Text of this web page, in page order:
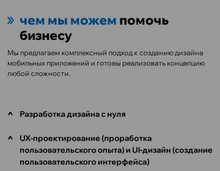
чем мы можем помочь
бизнесу
Мы предлагаем комплексный подход к созданию дизайна
мобильных приложений и готовы реализовать концепцию
любой сложности.
Разработка дизайна с нуля
UX-проектирование (проработка
пользовательского опыта) и UI-дизайн (создание
пользовательского интерфейса)